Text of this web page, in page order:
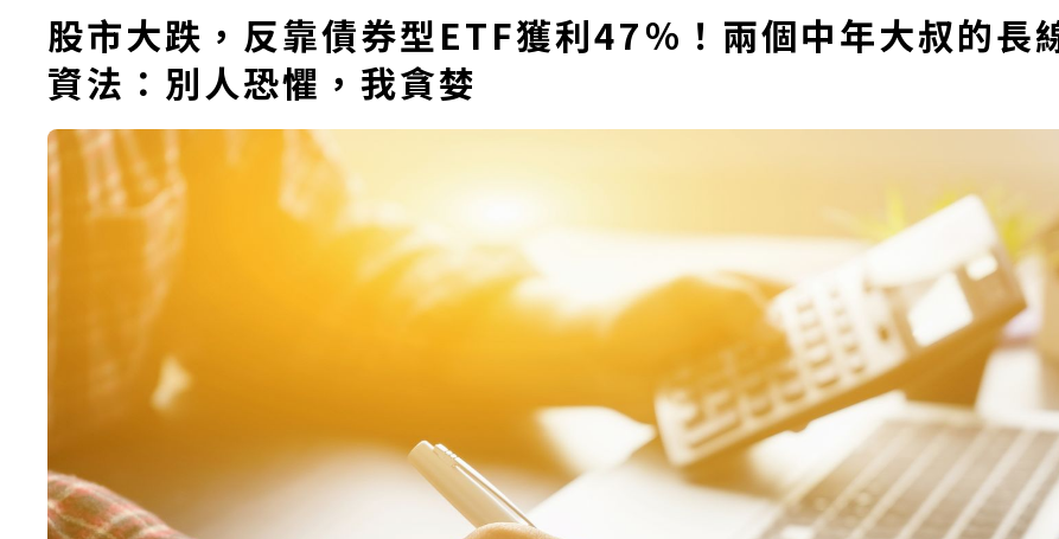
股市大跌，反靠債券型ETF獲利47％！兩個中年大叔的長
資法：別人恐懼，我貪婪